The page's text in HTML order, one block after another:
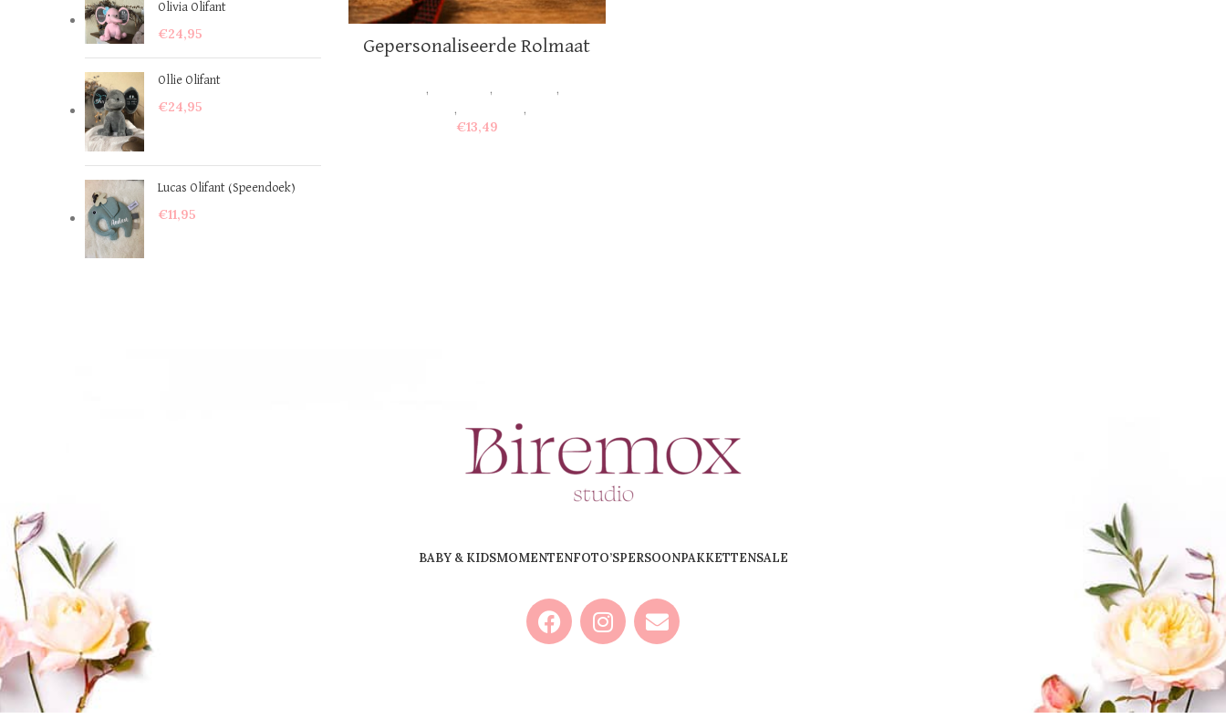
Olivia Olifant
€24,95
Ollie Olifant
€24,95
Lucas Olifant (Speendoek)
€11,95
Gepersonaliseerde Rolmaat
Momenten, Vaderdag, Voor hem,
opa en oma, Voor papa,
€13,49
BABY & KIDSMOMENTENFOTO’SPERSOONPAKKETTENSALE